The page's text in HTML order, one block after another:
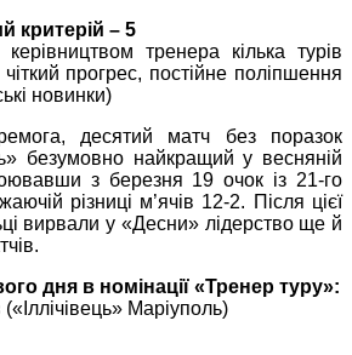
критерій – 5
тренера кілька турів
прогрес, постійне поліпшення
новинки)
десятий матч без поразок
безумовно найкращий у весняній
з березня 19 очок із 21-го
різниці м’ячів 12-2. Після цієї
вирвали у «Десни» лідерство ще й
дня в номінації «Тренер туру»:
Маріуполь)